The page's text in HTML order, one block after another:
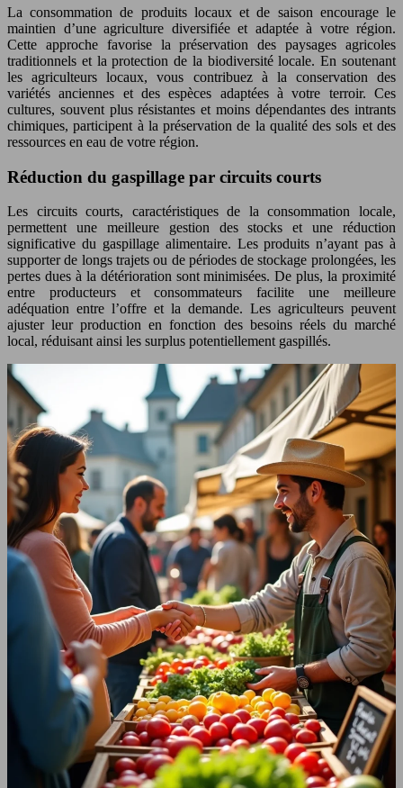
La consommation de produits locaux et de saison encourage le
maintien d’une agriculture diversifiée et adaptée à votre région.
Cette approche favorise la préservation des paysages agricoles
traditionnels et la protection de la biodiversité locale. En soutenant
les agriculteurs locaux, vous contribuez à la conservation des
variétés anciennes et des espèces adaptées à votre terroir. Ces
cultures, souvent plus résistantes et moins dépendantes des intrants
chimiques, participent à la préservation de la qualité des sols et des
ressources en eau de votre région.
Réduction du gaspillage par circuits courts
Les circuits courts, caractéristiques de la consommation locale,
permettent une meilleure gestion des stocks et une réduction
significative du gaspillage alimentaire. Les produits n’ayant pas à
supporter de longs trajets ou de périodes de stockage prolongées, les
pertes dues à la détérioration sont minimisées. De plus, la proximité
entre producteurs et consommateurs facilite une meilleure
adéquation entre l’offre et la demande. Les agriculteurs peuvent
ajuster leur production en fonction des besoins réels du marché
local, réduisant ainsi les surplus potentiellement gaspillés.